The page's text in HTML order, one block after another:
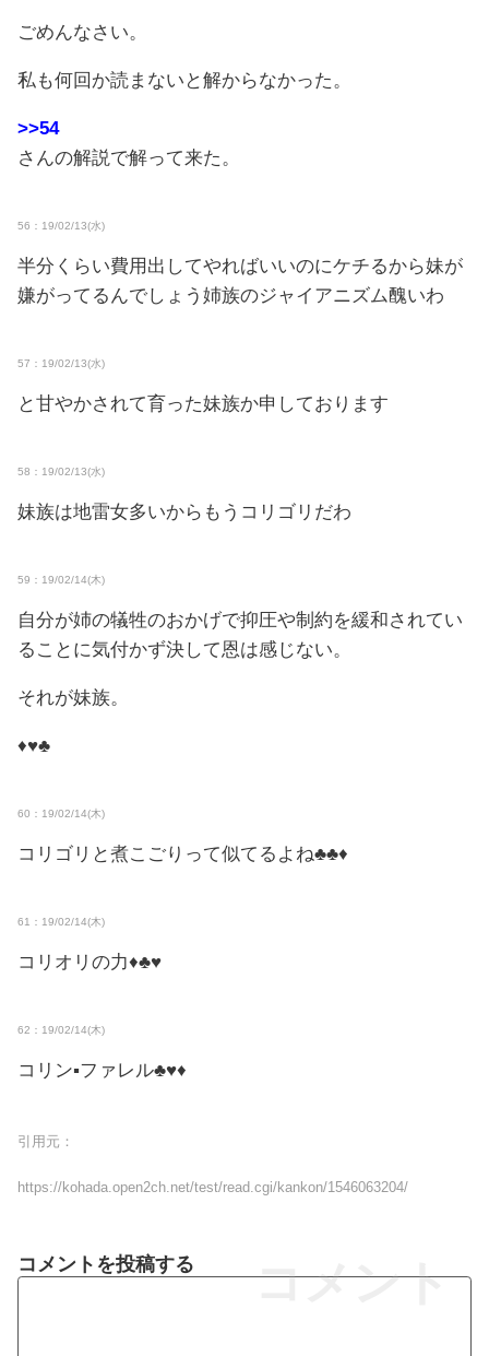
ごめんなさい。
私も何回か読まないと解からなかった。
>>54
さんの解説で解って来た。
56：19/02/13(水)
半分くらい費用出してやればいいのにケチるから妹が
嫌がってるんでしょう姉族のジャイアニズム醜いわ
57：19/02/13(水)
と甘やかされて育った妹族か申しております
58：19/02/13(水)
妹族は地雷女多いからもうコリゴリだわ
59：19/02/14(木)
自分が姉の犠牲のおかげで抑圧や制約を緩和されてい
ることに気付かず決して恩は感じない。
それが妹族。
♦♥♣
60：19/02/14(木)
コリゴリと煮こごりって似てるよね♣♣♦
61：19/02/14(木)
コリオリの力♦♣♥
62：19/02/14(木)
コリン▪ファレル♣♥♦
引用元：
https://kohada.open2ch.net/test/read.cgi/kankon/1546063204/
コメント
コメントを投稿する